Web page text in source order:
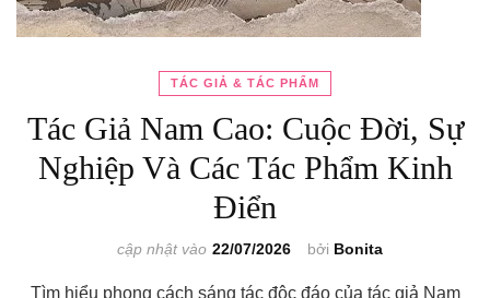
TÁC GIẢ & TÁC PHẨM
Tác Giả Nam Cao: Cuộc Đời, Sự
Nghiệp Và Các Tác Phẩm Kinh
Điển
bởi Bonita
cập nhật vào 22/07/2026
Tìm hiểu phong cách sáng tác độc đáo của tác giả Nam